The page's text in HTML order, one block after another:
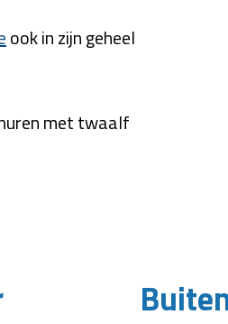
ook in zijn geheel
met twaalf